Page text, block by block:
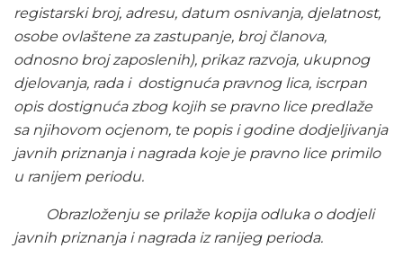
registarski broj, adresu, datum osnivanja, djelatnost,
osobe ovlaštene za zastupanje, broj članova,
odnosno broj zaposlenih), prikaz razvoja, ukupnog
djelovanja, rada i dostignuća pravnog lica, iscrpan
opis dostignuća zbog kojih se pravno lice predlaže
sa njihovom ocjenom, te popis i godine dodjeljivanja
javnih priznanja i nagrada koje je pravno lice primilo
u ranijem periodu.
Obrazloženju se prilaže kopija odluka o dodjeli
javnih priznanja i nagrada iz ranijeg perioda.